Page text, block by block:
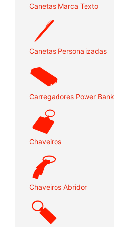
Canetas Marca Texto
Canetas Personalizadas
Carregadores Power Bank
Chaveiros
Chaveiros Abridor